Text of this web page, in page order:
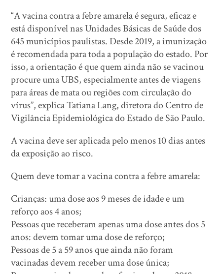
“A vacina contra a febre amarela é segura, eficaz e
está disponível nas Unidades Básicas de Saúde dos
645 municípios paulistas. Desde 2019, a imunização
é recomendada para toda a população do estado. Por
isso, a orientação é que quem ainda não se vacinou
procure uma UBS, especialmente antes de viagens
para áreas de mata ou regiões com circulação do
vírus”, explica Tatiana Lang, diretora do Centro de
Vigilância Epidemiológica do Estado de São Paulo.
A vacina deve ser aplicada pelo menos 10 dias antes
da exposição ao risco.
Quem deve tomar a vacina contra a febre amarela:
Crianças: uma dose aos 9 meses de idade e um
reforço aos 4 anos;
Pessoas que receberam apenas uma dose antes dos 5
anos: devem tomar uma dose de reforço;
Pessoas de 5 a 59 anos que ainda não foram
vacinadas devem receber uma dose única;